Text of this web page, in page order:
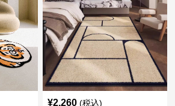
¥2,260 (税込)